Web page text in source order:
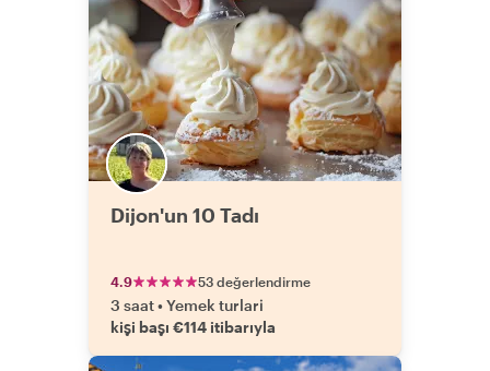
Dijon'un 10 Tadı
4.9 53 değerlendirme
3 saat•Yemek turlari
kişi başı €114 itibarıyla